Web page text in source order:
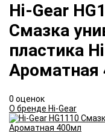
Hi-Gear
Смазка
пластика
Ароматная
0 оценок
О бренде Hi-Gear